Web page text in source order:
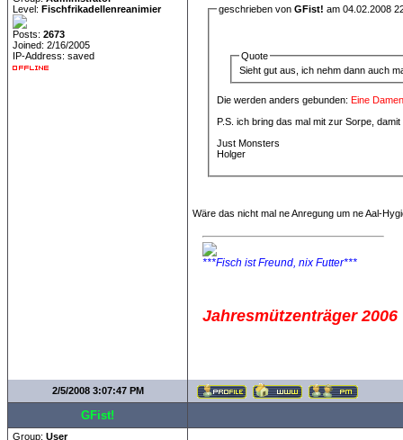
Level: Fischfrikadellenreanimier
Posts: 2673
Joined: 2/16/2005
IP-Address: saved
geschrieben vonGFist! am 04.02.2008
Quote
Sieht gut aus, ich nehm dann auch
Die werden anders gebunden:Eine
P.S. ich bring das mal mit zur Sorpe,
Just Monsters
Holger
Wäre das nicht mal ne Anregung um ne Aal-
***Fisch ist Freund, nix Futter***
Jahresmützenträger 2006
2/5/2008 3:07:47 PM
GFist!
Group: User